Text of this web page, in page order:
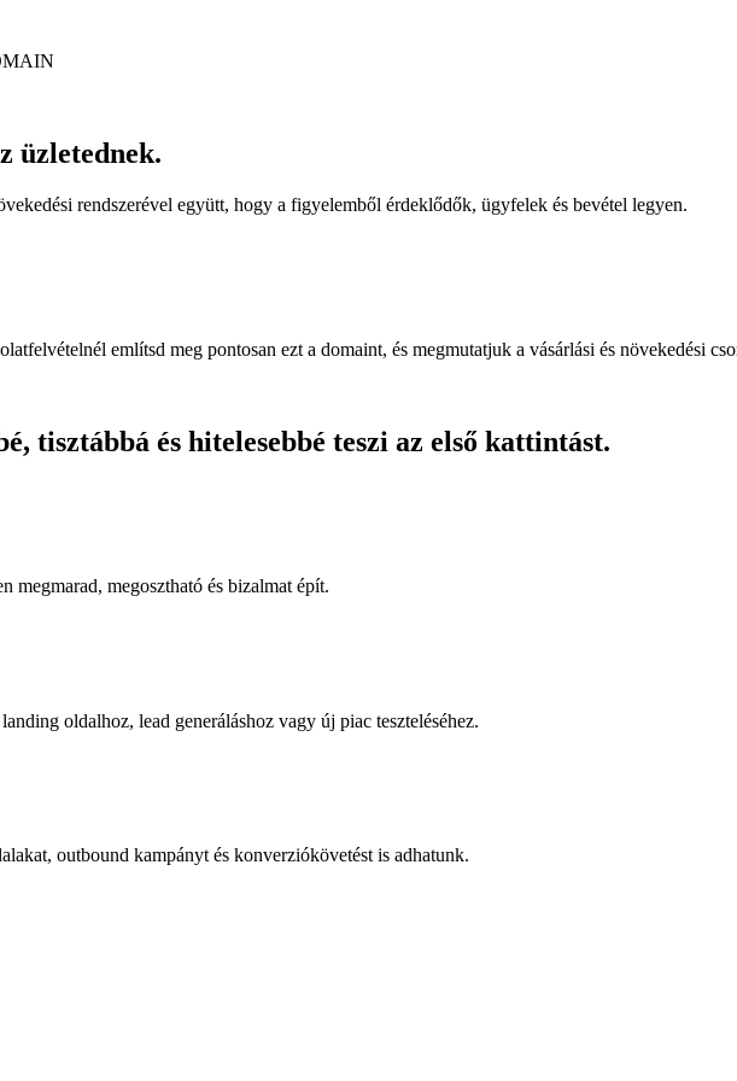
üzletednek.
rendszerével együtt, hogy a figyelemből érdeklődők, ügyfelek és bevétel legyen.
említsd meg pontosan ezt a domaint, és megmutatjuk a vásárlási és növekedési
tisztábbá és hitelesebbé teszi az első kattintást.
megmarad, megosztható és bizalmat épít.
oldalhoz, lead generáláshoz vagy új piac teszteléséhez.
outbound kampányt és konverziókövetést is adhatunk.